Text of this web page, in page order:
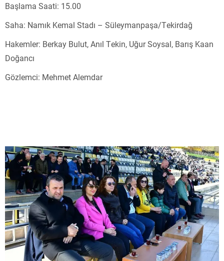
Başlama Saati: 15.00
Saha: Namık Kemal Stadı – Süleymanpaşa/Tekirdağ
Hakemler: Berkay Bulut, Anıl Tekin, Uğur Soysal, Barış Kaan
Doğancı
Gözlemci: Mehmet Alemdar